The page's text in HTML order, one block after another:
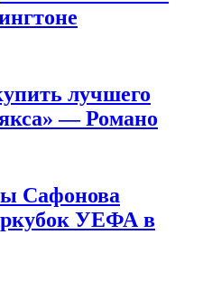
лучшего
— Романо
Сафонова
УЕФА в